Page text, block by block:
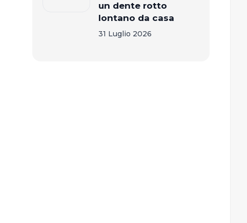
un dente rotto
lontano da casa
31 Luglio 2026